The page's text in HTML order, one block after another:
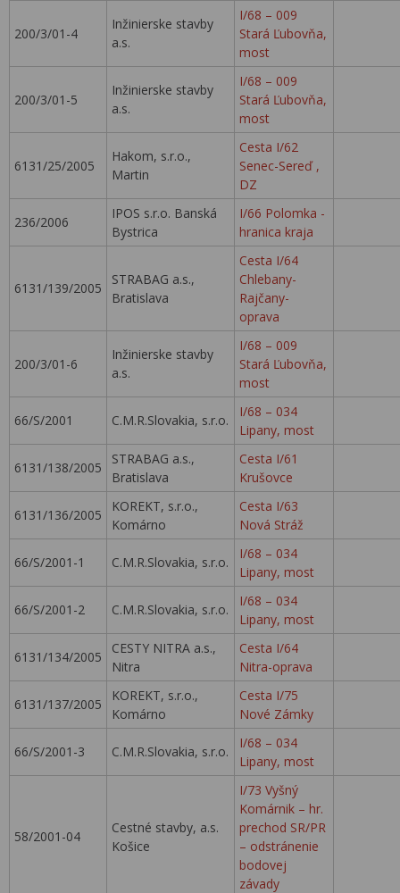
200/3/01-4
Inžinierske stavby
a.s.
I/68 – 009
Stará Ľubovňa,
most
200/3/01-5
Inžinierske stavby
a.s.
I/68 – 009
Stará Ľubovňa,
most
6131/25/2005
Hakom, s.r.o.,
Martin
Cesta I/62
Senec-Sereď ,
DZ
236/2006
IPOS s.r.o. Banská
Bystrica
I/66 Polomka -
hranica kraja
6131/139/2005
STRABAG a.s.,
Bratislava
Cesta I/64
Chlebany-
Rajčany-
oprava
200/3/01-6
Inžinierske stavby
a.s.
I/68 – 009
Stará Ľubovňa,
most
66/S/2001 C.M.R.Slovakia, s.r.o.
I/68 – 034
Lipany, most
6131/138/2005
STRABAG a.s.,
Bratislava
Cesta I/61
Krušovce
6131/136/2005
KOREKT, s.r.o.,
Komárno
Cesta I/63
Nová Stráž
66/S/2001-1 C.M.R.Slovakia, s.r.o.
I/68 – 034
Lipany, most
66/S/2001-2 C.M.R.Slovakia, s.r.o.
I/68 – 034
Lipany, most
6131/134/2005
CESTY NITRA a.s.,
Nitra
Cesta I/64
Nitra-oprava
6131/137/2005
KOREKT, s.r.o.,
Komárno
Cesta I/75
Nové Zámky
66/S/2001-3 C.M.R.Slovakia, s.r.o.
I/68 – 034
Lipany, most
58/2001-04
Cestné stavby, a.s.
Košice
I/73 Vyšný
Komárnik – hr.
prechod SR/PR
– odstránenie
bodovej
závady